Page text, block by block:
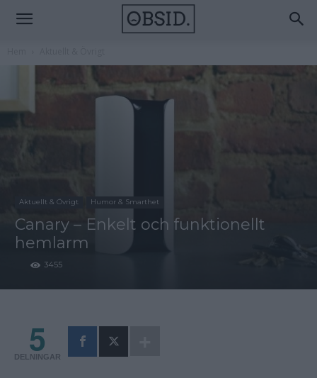
Aktuellt & Övrigt Humor & Smarthet
Canary – Enkelt och funktionellt
hemlarm
3455
5
DELNINGAR